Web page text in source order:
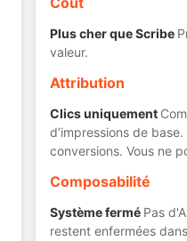
Plus cher que Scribe
valeur.
Attribution
Clics uniquement
d’impressions de
conversions. Vous ne
Composabilité
Système fermé Pas
restent enfermées